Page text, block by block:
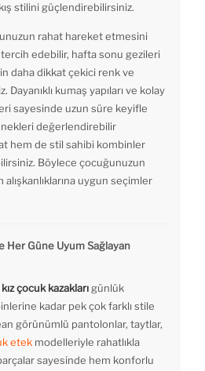
stilini güçlendirebilirsiniz.
rahat hareket etmesini
edebilir, hafta sonu gezileri
daha dikkat çekici renk ve
kumaş yapıları ve kolay
sayesinde uzun süre keyifle
değerlendirebilir
hem de stil sahibi kombinler
Böylece çocuğunuzun
alışkanlıklarına uygun seçimler
Her Güne Uyum Sağlayan
kız çocuk kazaklarıgünlük
kadar pek çok farklı stile
görünümlü pantolonlar, taytlar,
etek modelleriyle rahatlıkla
sayesinde hem konforlu